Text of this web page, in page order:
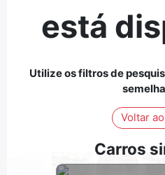
está
Utilize os filtros de
Voltar
Carros